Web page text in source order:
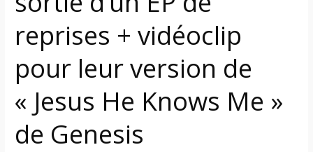
reprises + vidéoclip
pour leur version de
« Jesus He Knows Me »
de Genesis
de
« Jesus
He
Knows
Me »
Genesis